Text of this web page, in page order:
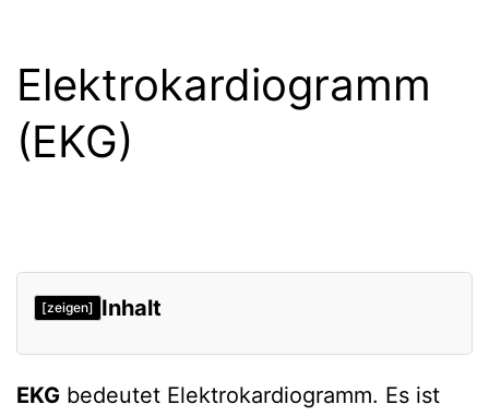
Elektrokardiogramm
(EKG)
[zeigen] Inhalt
Indikationen, Aussagefähigkeit
Verweise
EKG bedeutet Elektrokardiogramm. Es ist